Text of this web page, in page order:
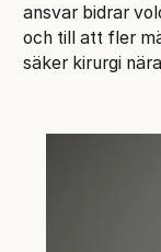
ansvar bidrar
och till att fler
säker kirurgi